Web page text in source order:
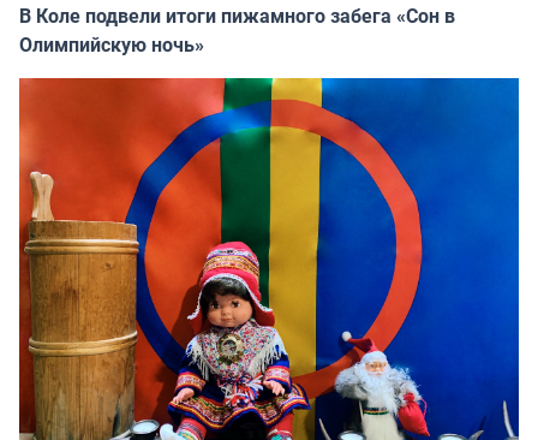
В Коле подвели итоги пижамного забега «Сон в
Олимпийскую ночь»